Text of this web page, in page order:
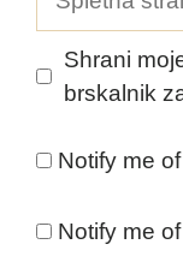
stran
Shrani
brskalnik
Notify me
Notify me